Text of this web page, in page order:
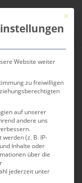
search
am
Mit
Website weiter
zu freiwilligen
auf unserer
andere uns
(z. B. IP-
Inhalte oder
über die
jederzeit unter